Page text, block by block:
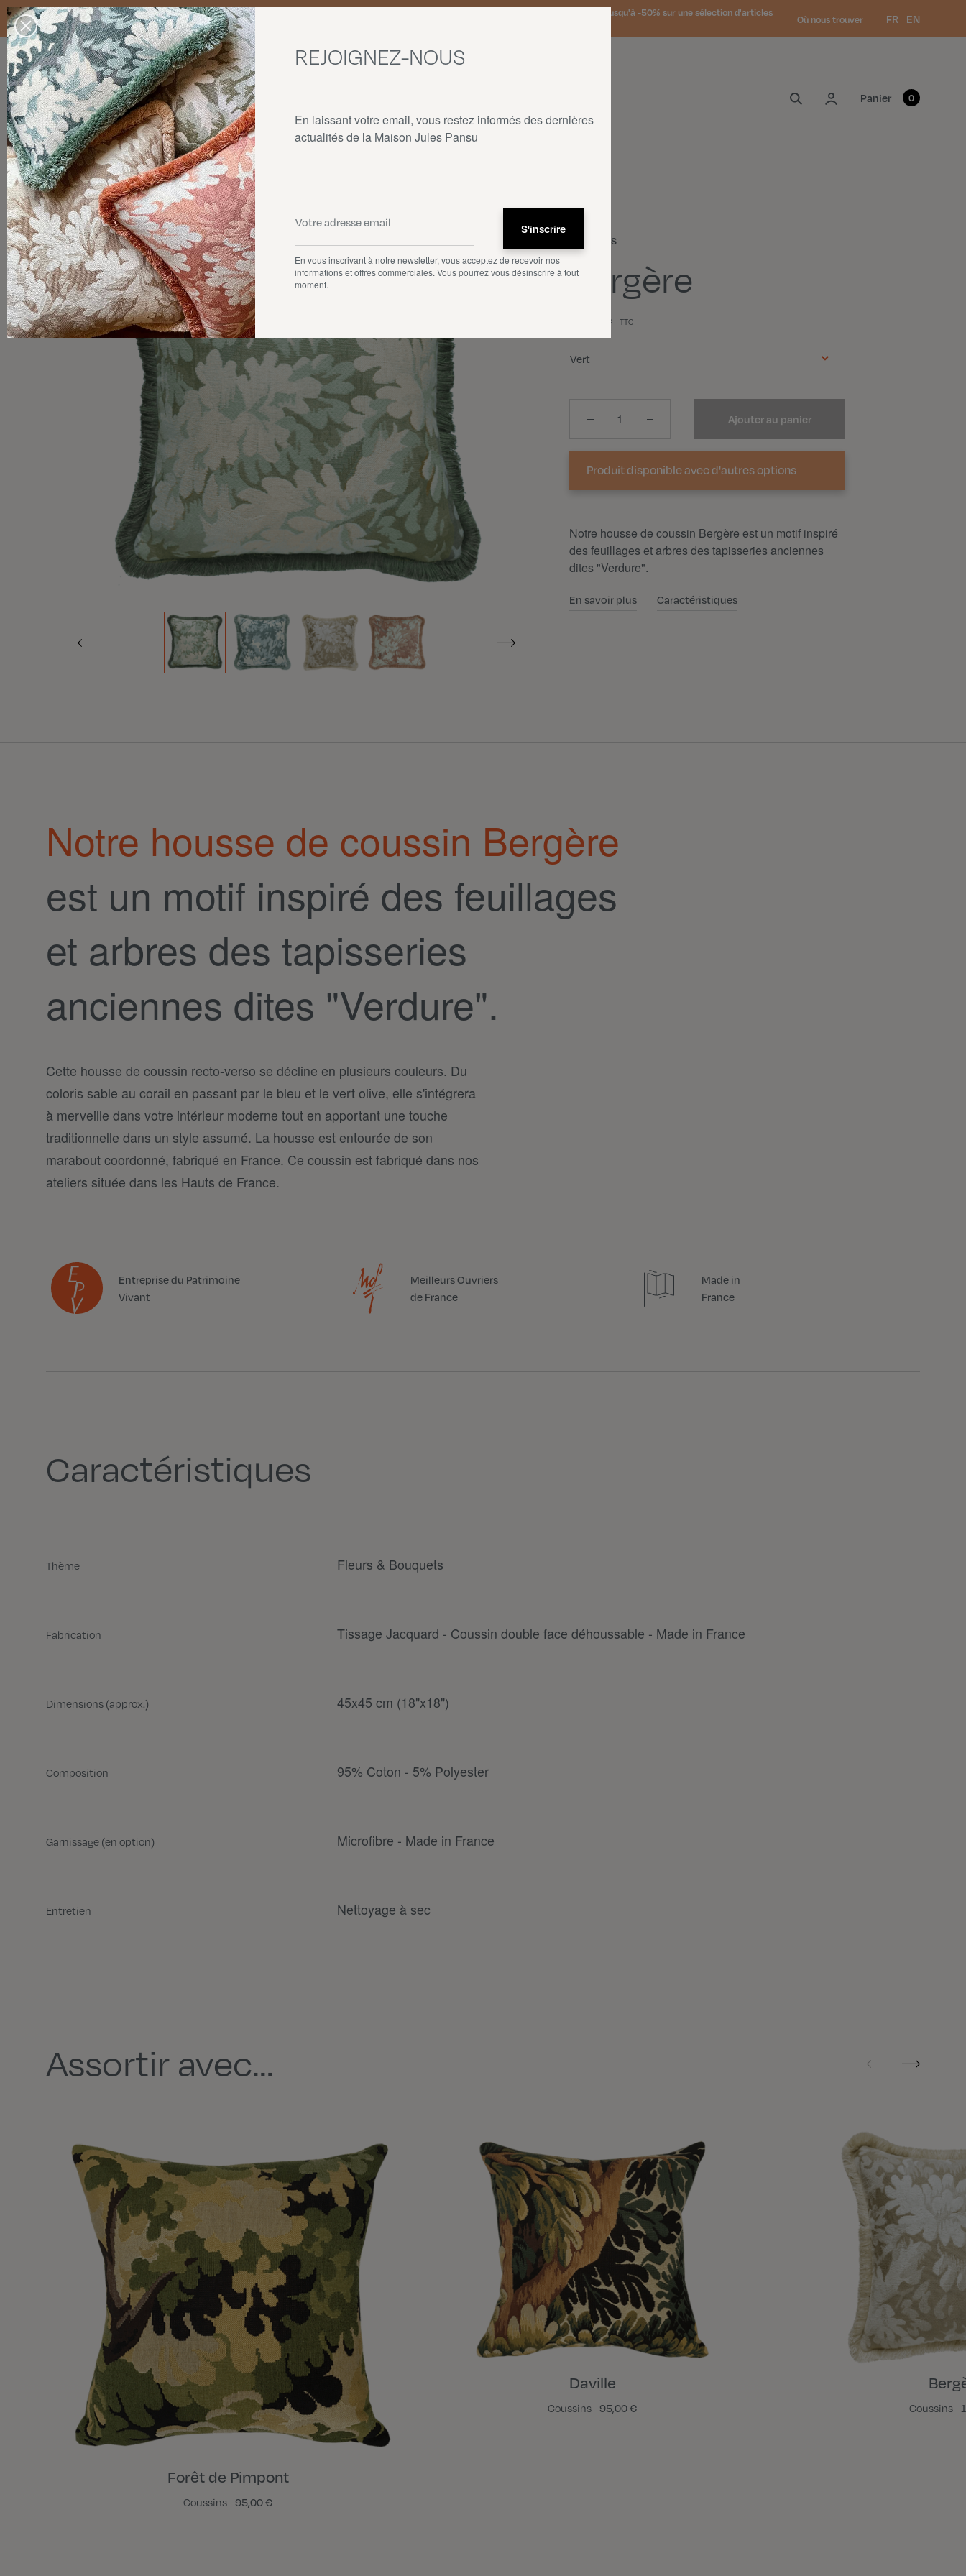
Livraison standard en France Métropolitaine, Belgique, Luxembourg, Pays-Bas et Allemagne offerte à partir de 150€ d'achat • SOLDES : jusqu'à -50% sur une sélection d'articles
dans la limite des stocks disponibles.
Où nous trouver Langue :
FR EN
Nos produits Collaborations La maison Mon compte
Panier 0
Coussins
Bergère
165,00 € TTC
Couleur
Vert
Ajouter au panier
Produit disponible avec d'autres options
Notre housse de coussin Bergère est un motif inspiré
des feuillages et arbres des tapisseries anciennes
dites "Verdure".
En savoir plus Caractéristiques
Notre housse de coussin Bergère
est un motif inspiré des feuillages
et arbres des tapisseries
anciennes dites "Verdure".
Cette housse de coussin recto-verso se décline en plusieurs couleurs. Du
coloris sable au corail en passant par le bleu et le vert olive, elle s'intégrera
à merveille dans votre intérieur moderne tout en apportant une touche
traditionnelle dans un style assumé. La housse est entourée de son
marabout coordonné, fabriqué en France. Ce coussin est fabriqué dans nos
ateliers située dans les Hauts de France.
Entreprise du Patrimoine
Vivant
Meilleurs Ouvriers
de France
Made in
France
Caractéristiques
Thème Fleurs & Bouquets
Fabrication Tissage Jacquard - Coussin double face déhoussable - Made in France
Dimensions (approx.) 45x45 cm (18"x18")
Composition 95% Coton - 5% Polyester
Garnissage (en option) Microfibre - Made in France
Entretien Nettoyage à sec
Assortir avec...
Forêt de Pimpont
Coussins 95,00 €
Daville
Coussins 95,00 € Coussins
En vous inscrivant à notre newsletter, vous acceptez de recevoir nos
informations et offres commerciales. Vous pourrez vous désinscrire à tout
moment.
En laissant votre email, vous restez informés des dernières
actualités de la Maison Jules Pansu
REJOIGNEZ-NOUS